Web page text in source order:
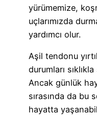
yürümemize,
uçlarımızda
yardımcı olur.
Aşil tendonu
durumları
Ancak günlük
sırasında da bu
hayatta